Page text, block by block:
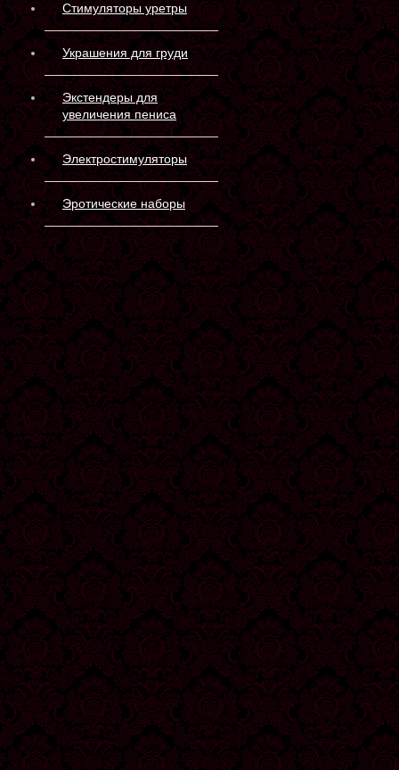
Стимуляторы уретры
Украшения для груди
Экстендеры для
увеличения пениса
Электростимуляторы
Эротические наборы